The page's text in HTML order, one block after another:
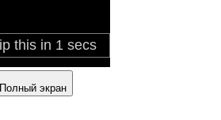
Полный экран